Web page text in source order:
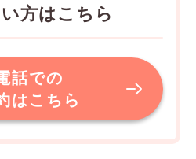
方はこちら
話での
はこちら